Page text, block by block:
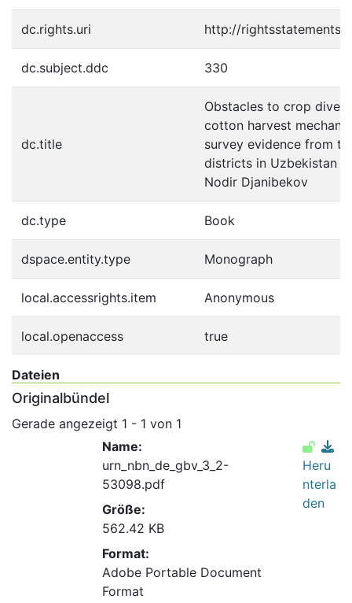
dc.rights.uri http://
dc.subject.ddc 330
dc.title
Obstacles to crop
cotton harvest
survey evidence from
districts in Uzbekistan /
Nodir Djanibekov
dc.type Book
dspace.entity.type Monograph
local.accessrights.item Anonymous
local.openaccess true
Dateien
Originalbündel
Gerade angezeigt 1 - 1 von 1
Name:
urn_nbn_de_gbv_3_2-
53098.pdf
Größe:
562.42 KB
Format:
Adobe Portable Document
Format
Heru
nterla
den